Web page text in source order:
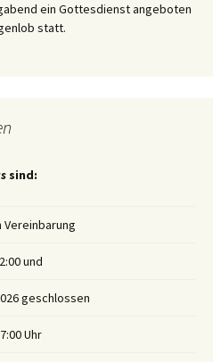
ein Gottesdienst angeboten
statt.
sind:
Vereinbarung
und
geschlossen
Uhr